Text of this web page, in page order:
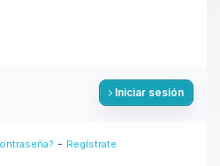
Iniciar sesión
- Regístrate